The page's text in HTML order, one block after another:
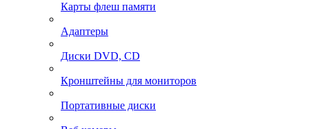
Карты флеш памяти
Адаптеры
Диски DVD, CD
Кронштейны для мониторов
Портативные диски